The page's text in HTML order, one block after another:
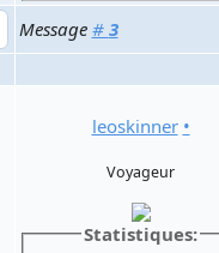
Message # 3
leoskinner •
Voyageur
Statistiques: